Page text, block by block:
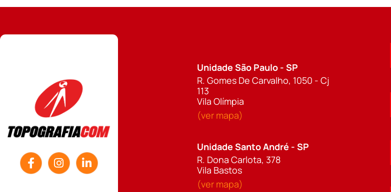
Unidade São Paulo - SP
R. Gomes De Carvalho, 1050 - Cj
113
Vila Olímpia
(ver mapa)
Unidade Santo André - SP
R. Dona Carlota, 378
Vila Bastos
(ver mapa)